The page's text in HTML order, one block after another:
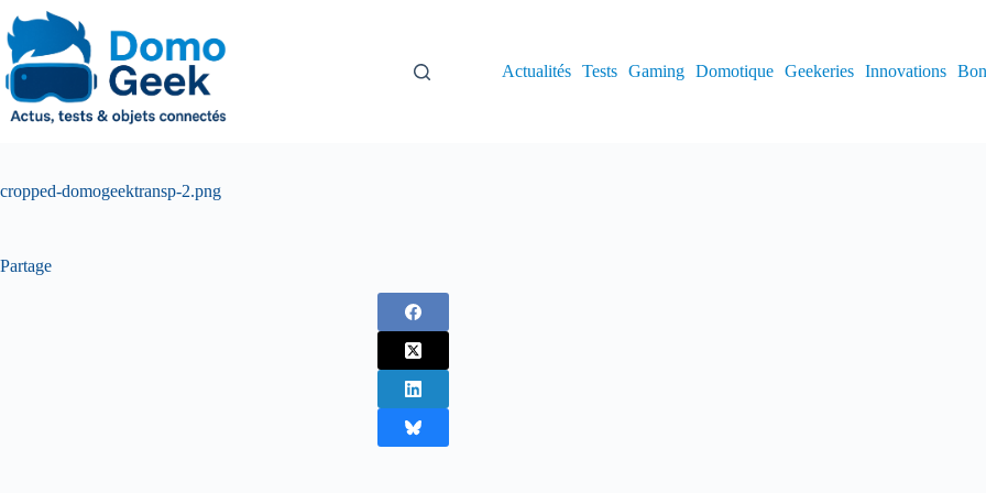
au
contenu
Actualités Tests Gaming Domotique Geekeries Innovations
cropped-domogeektransp-2.png
Partage